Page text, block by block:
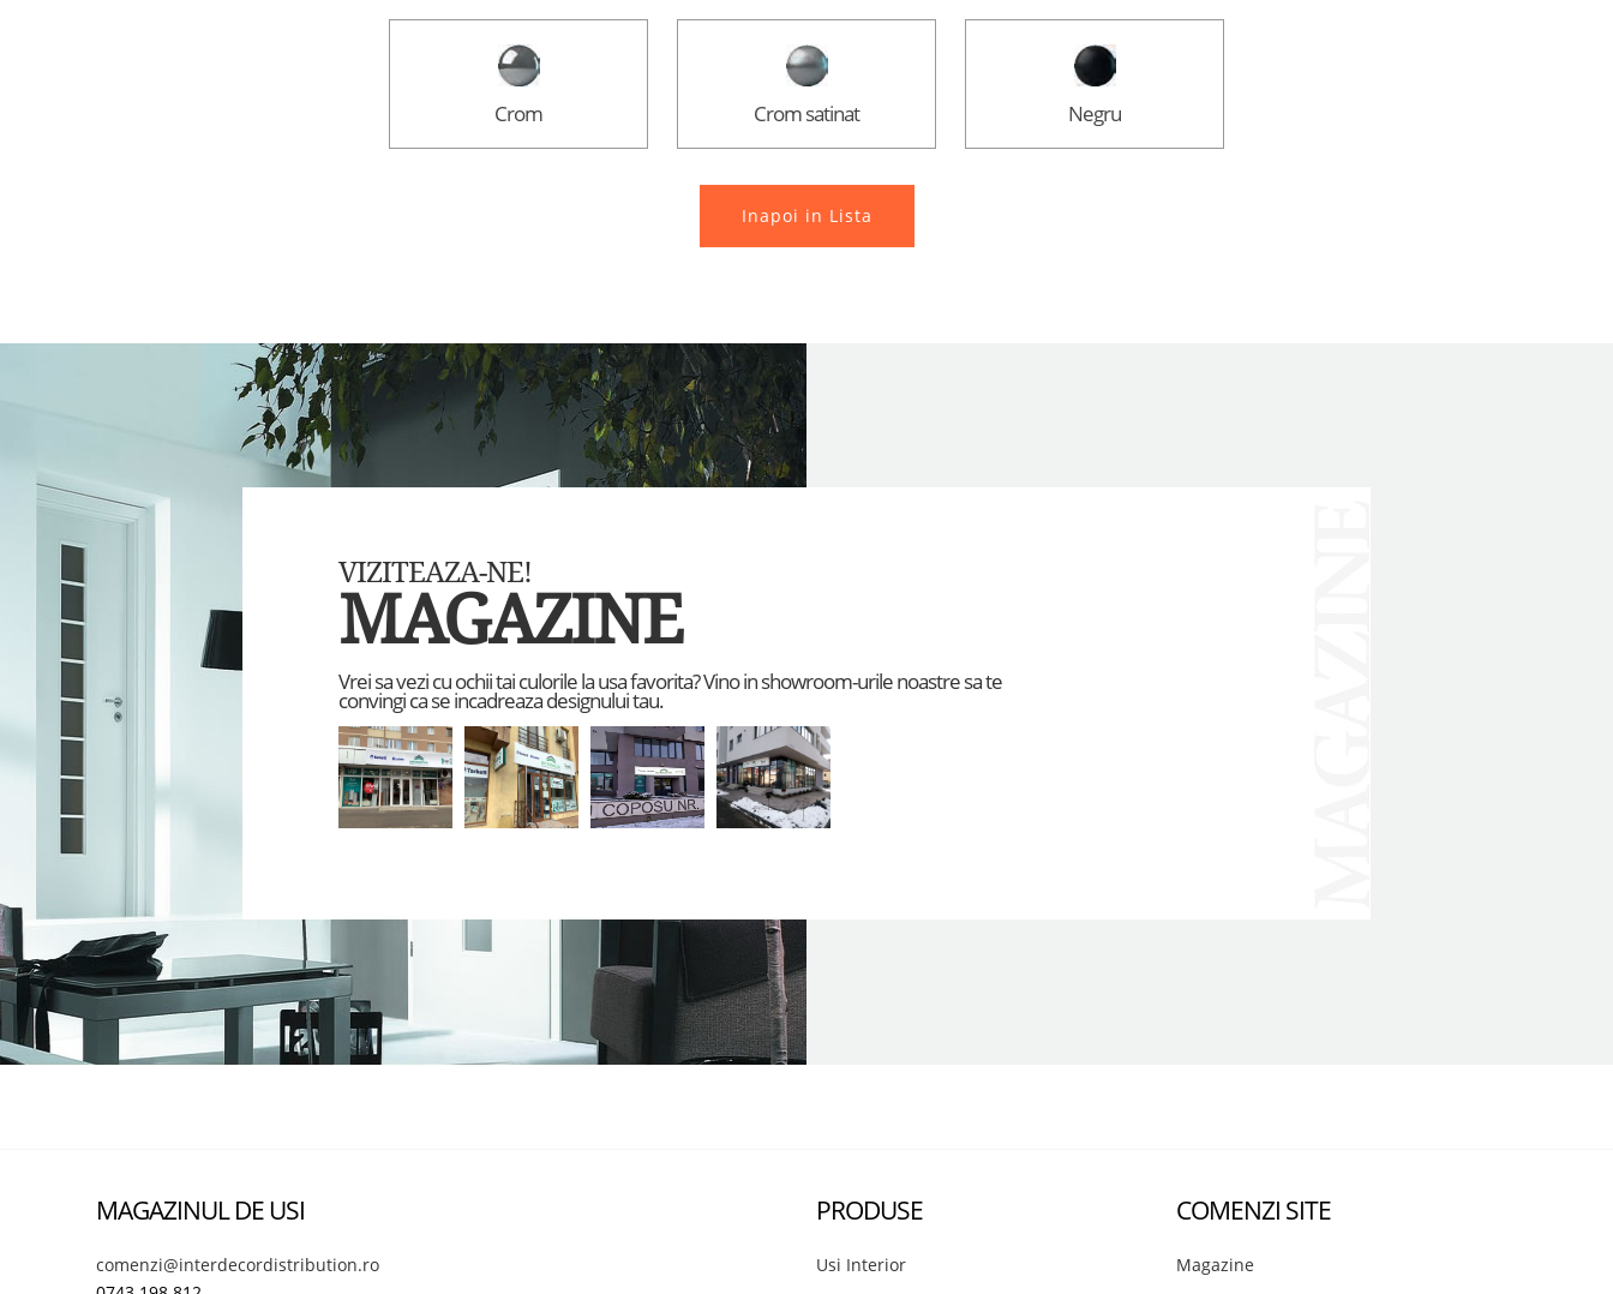
Crom Crom satinat Negru
Inapoi in Lista
VIZITEAZA-NE!
MAGAZINE
Vrei sa vezi cu ochii tai culorile la usa favorita? Vino in showroom-urile noastre sa te
convingi ca se incadreaza designului tau.
MAGAZINUL DE USI
comenzi@interdecordistribution.ro
PRODUSE
Usi Interior
COMENZI SITE
Magazine